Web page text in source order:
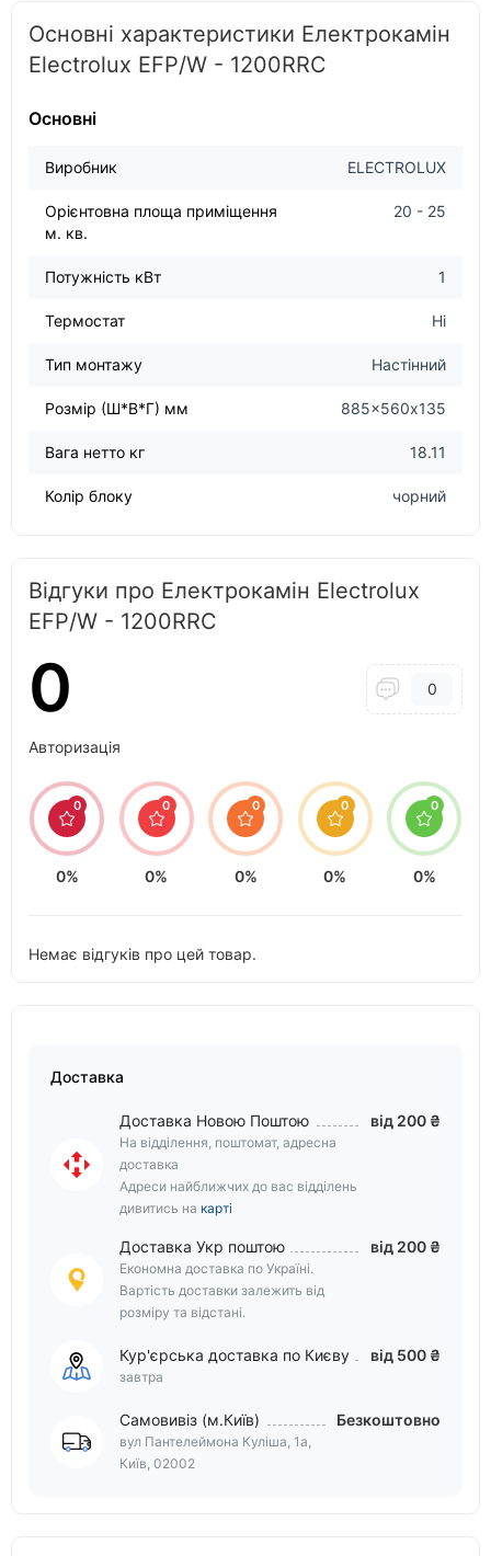
Основні характеристики Електрокамін
Electrolux EFP/W - 1200RRC
Основні
Виробник ELECTROLUX
Орієнтовна площа приміщення
м. кв.
20 - 25
Потужність кВт 1
Термостат Ні
Тип монтажу Настінний
Розмір (Ш*В*Г) мм 885x560х135
Вага нетто кг 18.11
Колір блоку чорний
Відгуки про Електрокамін Electrolux
EFP/W - 1200RRC
0 0
Авторизація
0
0%
0
0%
0
0%
0
0%
0
0%
Немає відгуків про цей товар.
Доставка
Доставка Новою Поштою
На відділення, поштомат, адресна
доставка
Адреси найближчих до вас відділень
дивитись на карті
від 200 ₴
Доставка Укр поштою
Економна доставка по Україні.
Вартість доставки залежить від
розміру та відстані.
від 200 ₴
Кур'єрська доставка по Києву
завтра
від 500 ₴
Самовивіз (м.Київ)
вул Пантелеймона Куліша, 1а,
Київ, 02002
Безкоштовно